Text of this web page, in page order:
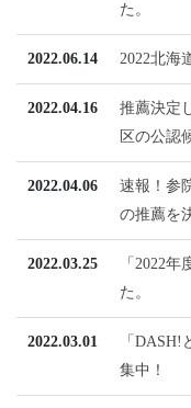
た。
2022.06.14 2022北海
2022.04.16
推薦決定
区の公認
2022.04.06
速報！参
の推薦を
2022.03.25
「2022
た。
2022.03.01
「
集中！